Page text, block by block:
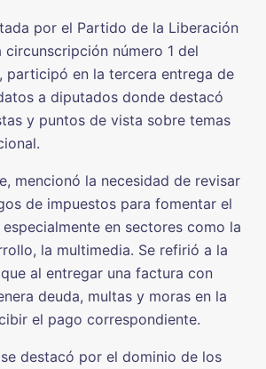
por el Partido de la Liberación
circunscripción número 1 del
participó en la tercera entrega de
a diputados donde destacó
y puntos de vista sobre temas
mencionó la necesidad de revisar
de impuestos para fomentar el
en sectores como la
la multimedia. Se refirió a la
al entregar una factura con
deuda, multas y moras en la
el pago correspondiente.
destacó por el dominio de los